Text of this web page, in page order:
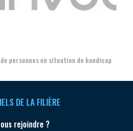
en situation de handicap
DE LA FILIÈRE
rejoindre ?